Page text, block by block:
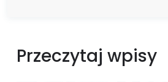
Przeczytaj wpisy